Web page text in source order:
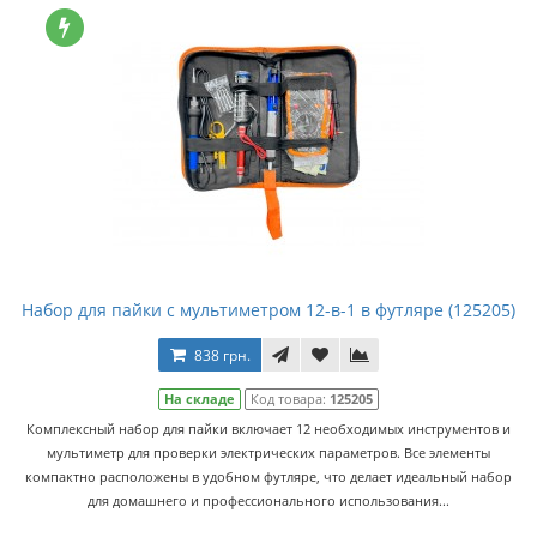
Набор для пайки с мультиметром 12-в-1 в футляре (125205)
838 грн.
На складе Код товара: 125205
Комплексный набор для пайки включает 12 необходимых инструментов и
мультиметр для проверки электрических параметров. Все элементы
компактно расположены в удобном футляре, что делает идеальный набор
для домашнего и профессионального использования...